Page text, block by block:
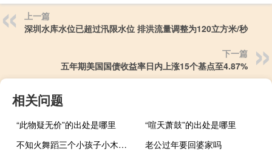
上一篇
深圳水库水位已超过汛限水位 排洪流量调整为120立方米/秒
下一篇
五年期美国国债收益率日内上涨15个基点至4.87%
相关问题
“此物疑无价”的出处是哪里
“喧天萧鼓”的出处是哪里
不知火舞蹈三个小孩子小木屋（不知火舞和三个男孩海滩）
老公过年要回婆家吗